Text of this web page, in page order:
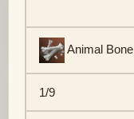
Animal Bone
1/9